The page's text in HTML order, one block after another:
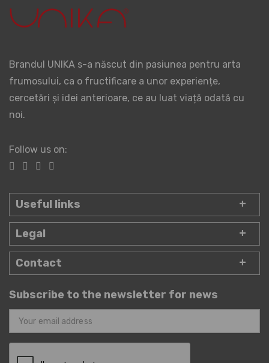
Brandul UNIKA s-a născut din pasiunea pentru arta
frumosului, ca o fructificare a unor experiențe,
cercetări și idei anterioare, ce au luat viață odată cu
noi.
Follow us on:
Useful links
Legal
Contact
Subscribe to the newsletter for news